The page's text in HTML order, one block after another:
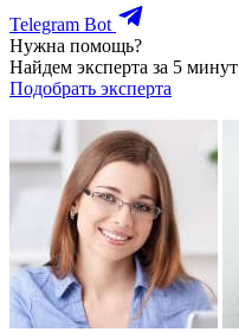
Telegram Bot
Нужна помощь?
Найдем эксперта за 5 минут
Подобрать эксперта